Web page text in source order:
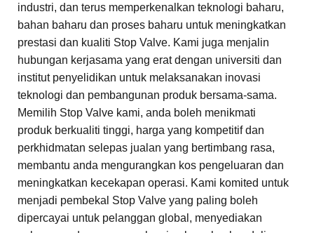
industri, dan terus memperkenalkan teknologi baharu,
bahan baharu dan proses baharu untuk meningkatkan
prestasi dan kualiti Stop Valve. Kami juga menjalin
hubungan kerjasama yang erat dengan universiti dan
institut penyelidikan untuk melaksanakan inovasi
teknologi dan pembangunan produk bersama-sama.
Memilih Stop Valve kami, anda boleh menikmati
produk berkualiti tinggi, harga yang kompetitif dan
perkhidmatan selepas jualan yang bertimbang rasa,
membantu anda mengurangkan kos pengeluaran dan
meningkatkan kecekapan operasi. Kami komited untuk
menjadi pembekal Stop Valve yang paling boleh
dipercayai untuk pelanggan global, menyediakan